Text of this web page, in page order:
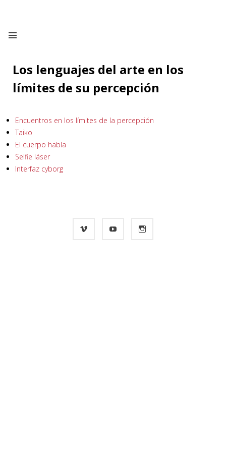
Los lenguajes del arte en los
límites de su percepción
Encuentros en los límites de la percepción
Taiko
El cuerpo habla
Selfie láser
Interfaz cyborg